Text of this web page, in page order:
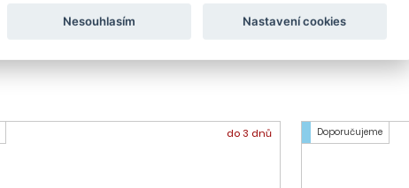
do 3 dnů Doporučujeme
Nesouhlasím Nastavení cookies